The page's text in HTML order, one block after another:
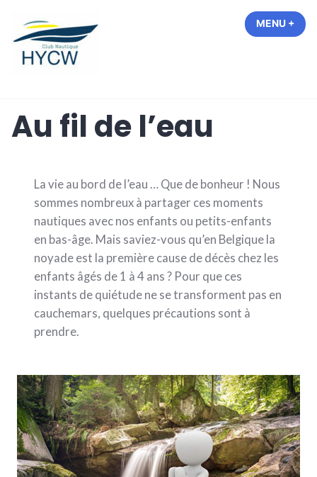
contenu
MENU +
Au fil de l’eau
La vie au bord de l’eau … Que de bonheur ! Nous
sommes nombreux à partager ces moments
nautiques avec nos enfants ou petits-enfants
en bas-âge. Mais saviez-vous qu’en Belgique la
noyade est la première cause de décès chez les
enfants âgés de 1 à 4 ans ? Pour que ces
instants de quiétude ne se transforment pas en
cauchemars, quelques précautions sont à
prendre.